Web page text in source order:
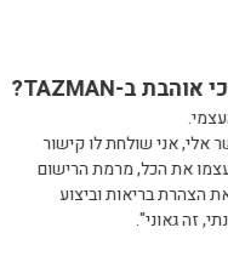
תלמיד מתקשר
והוא מבצע
לשיעור, העלאת
תשלום. מבחינתי,